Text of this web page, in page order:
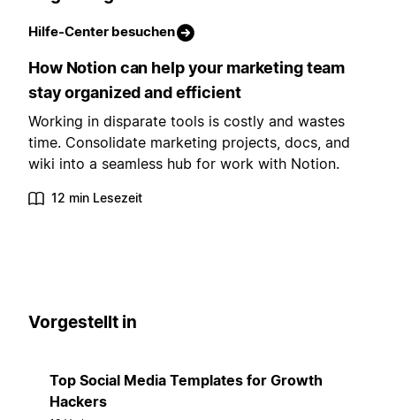
Hilfe-Center besuchen
How Notion can help your marketing team
stay organized and efficient
Working in disparate tools is costly and wastes
time. Consolidate marketing projects, docs, and
wiki into a seamless hub for work with Notion.
12 min Lesezeit
Vorgestellt in
Top Social Media Templates for Growth
Hackers